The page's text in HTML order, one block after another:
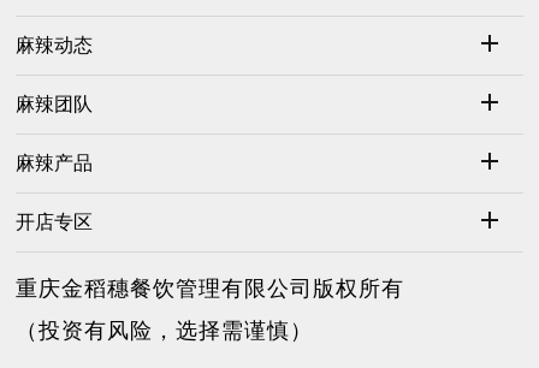
麻辣动态
麻辣团队
麻辣产品
开店专区
重庆金稻穗餐饮管理有限公司版权所有
（投资有风险，选择需谨慎）